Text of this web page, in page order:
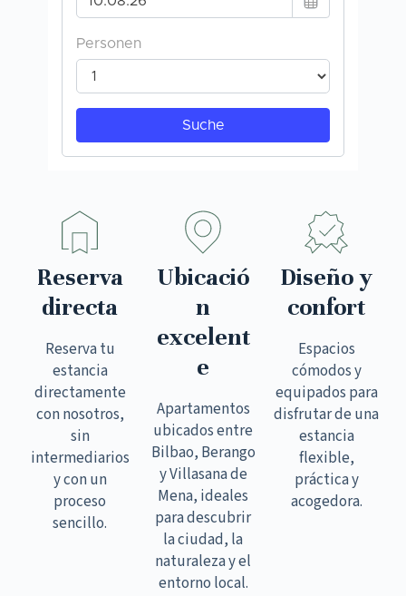
Reserva
directa
Reserva tu
estancia
directamente
con nosotros,
sin
intermediarios
y con un
proceso
sencillo.
Ubicació
n
excelent
e
Apartamentos
ubicados entre
Bilbao, Berango
y Villasana de
Mena, ideales
para descubrir
la ciudad, la
naturaleza y el
entorno local.
Diseño y
confort
Espacios
cómodos y
equipados para
disfrutar de una
estancia
flexible,
práctica y
acogedora.